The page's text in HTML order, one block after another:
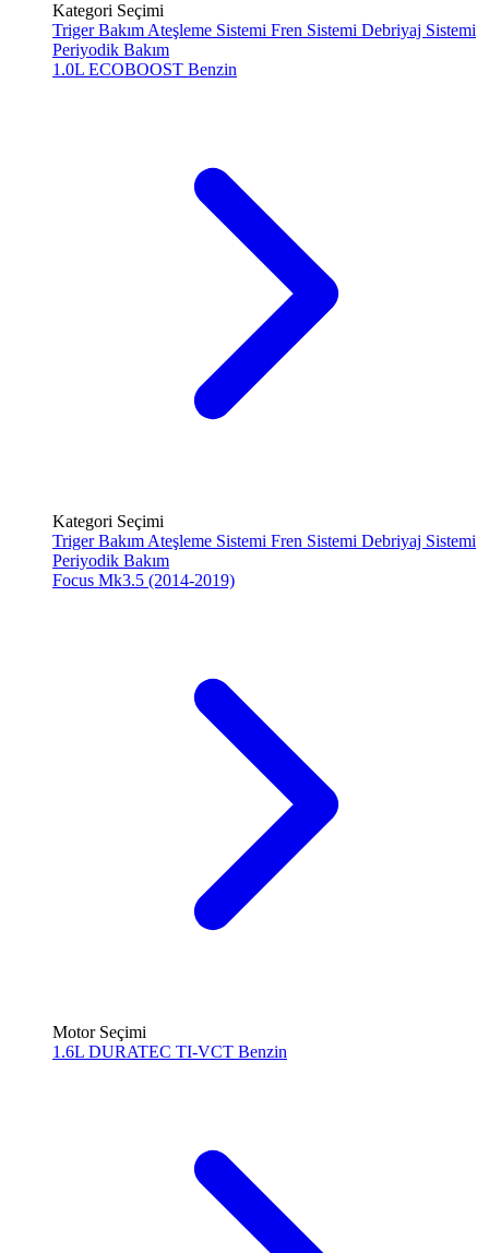
Kategori Seçimi
Triger Bakım Ateşleme Sistemi Fren Sistemi Debriyaj Sistemi
Periyodik Bakım
1.0L ECOBOOST Benzin
Kategori Seçimi
Triger Bakım Ateşleme Sistemi Fren Sistemi Debriyaj Sistemi
Periyodik Bakım
Focus Mk3.5 (2014-2019)
Motor Seçimi
1.6L DURATEC TI-VCT Benzin